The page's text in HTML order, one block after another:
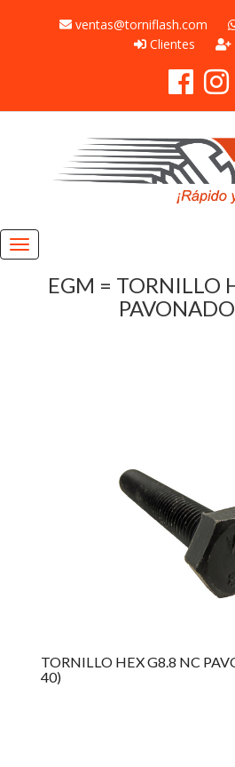
ventas@torniflash.com
Clientes
Toggle
EGM = TORNILLO
TORNILLO HEX G8.8 NC
40)